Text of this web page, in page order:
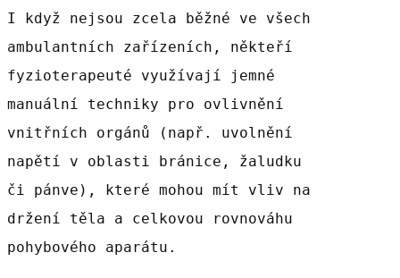
I když nejsou zcela běžné ve všech
ambulantních zařízeních, někteří
fyzioterapeuté využívají jemné
manuální techniky pro ovlivnění
vnitřních orgánů (např. uvolnění
napětí v oblasti bránice, žaludku
či pánve), které mohou mít vliv na
držení těla a celkovou rovnováhu
pohybového aparátu.